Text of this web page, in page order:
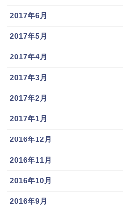
2017年6月
2017年5月
2017年4月
2017年3月
2017年2月
2017年1月
2016年12月
2016年11月
2016年10月
2016年9月